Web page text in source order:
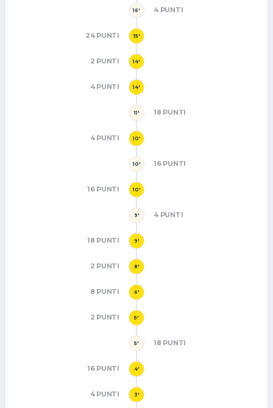
16' 4 PUNTI
15'
24 PUNTI
14'
2 PUNTI
14'
4 PUNTI
11' 18 PUNTI
10'
4 PUNTI
10' 16 PUNTI
10'
16 PUNTI
9' 4 PUNTI
9'
18 PUNTI
8'
2 PUNTI
6'
8 PUNTI
5'
2 PUNTI
5' 18 PUNTI
4'
16 PUNTI
3'
4 PUNTI